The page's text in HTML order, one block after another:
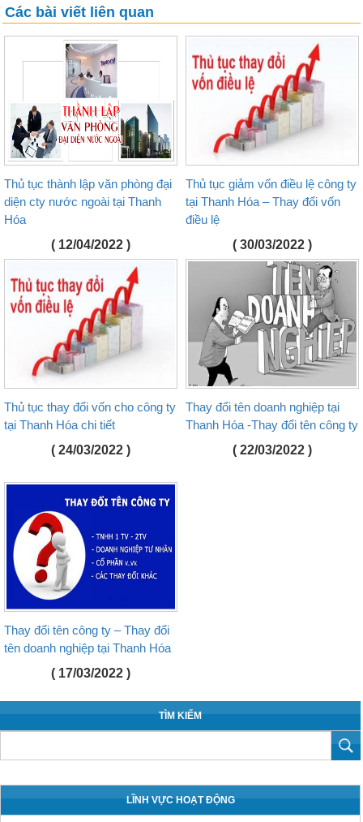
Các bài viết liên quan
Thủ tục thành lập văn phòng đại
diện cty nước ngoài tại Thanh
Hóa
( 12/04/2022 )
Thủ tục giảm vốn điều lệ công ty
tại Thanh Hóa – Thay đổi vốn
điều lệ
( 30/03/2022 )
Thủ tục thay đổi vốn cho công ty
tại Thanh Hóa chi tiết
( 24/03/2022 )
Thay đổi tên doanh nghiệp tại
Thanh Hóa -Thay đổi tên công ty
( 22/03/2022 )
Thay đổi tên công ty – Thay đổi
tên doanh nghiệp tại Thanh Hóa
( 17/03/2022 )
TÌM KIẾM
LĨNH VỰC HOẠT ĐỘNG